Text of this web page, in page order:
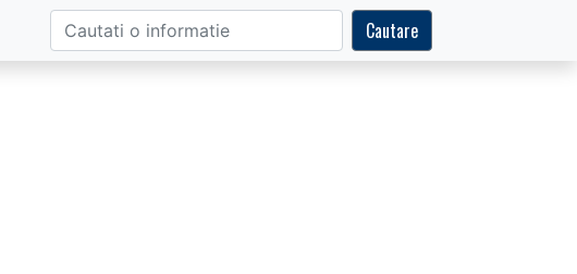
Cautare